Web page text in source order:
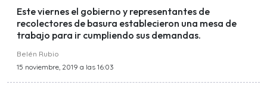
Este viernes el gobierno y representantes de
recolectores de basura establecieron una mesa de
trabajo para ir cumpliendo sus demandas.
Belén Rubio
15 noviembre, 2019 a las 16:03